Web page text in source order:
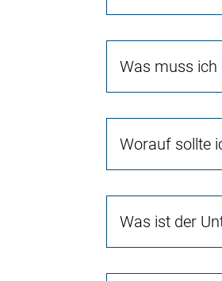
Was muss ich
Worauf sollte
Was ist der